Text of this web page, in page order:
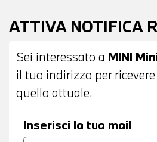
DIGITALE DAB -
AUTOMATICO BIZONA -
CENTRALE
POSSIBILITA' DI
L'INTERO IMPORTO
ATTIVA NOTIFICA
Sei interessato a MINI
il tuo indirizzo per
quello attuale.
Inserisci la tua mail